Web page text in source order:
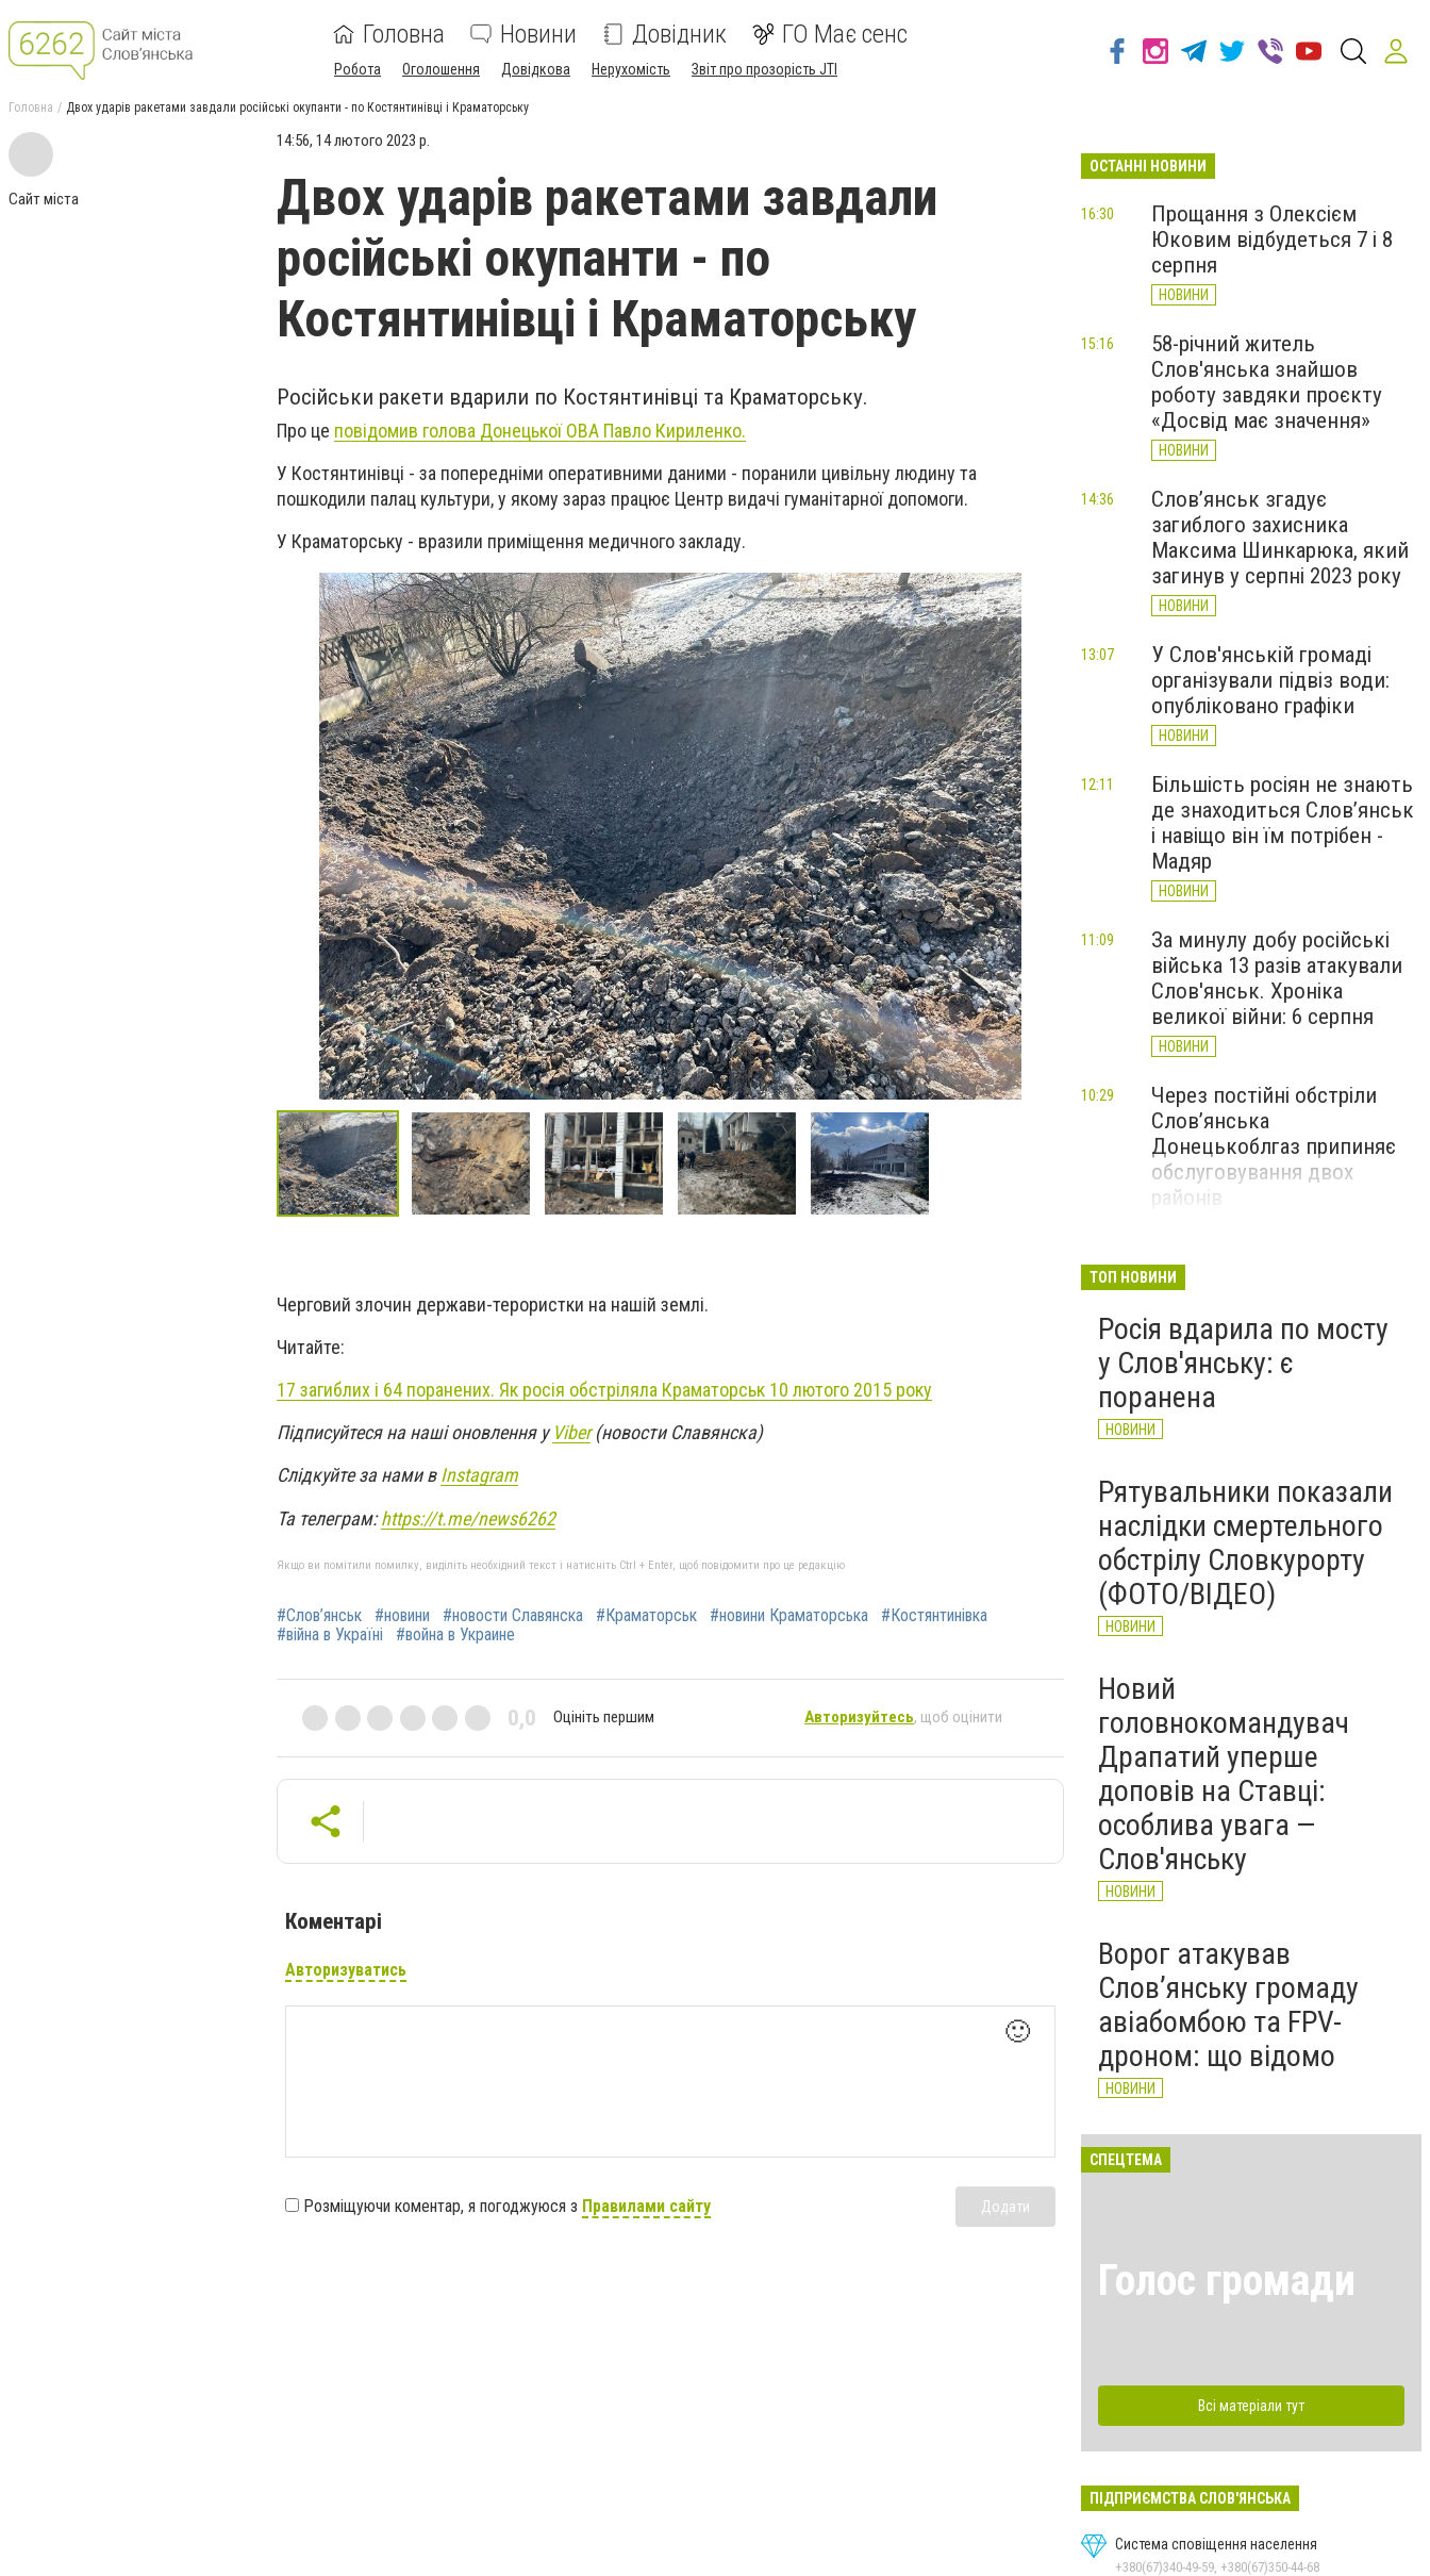
Головна Новини Довідник ГО Має сенс
Робота Оголошення Довідкова Нерухомість Звіт про прозорість JTI
Головна Двох ударів ракетами завдали російські окупанти - по Костянтинівці і Краматорську
Сайт міста
14:56, 14 лютого 2023 р.
Двох ударів ракетами завдали
російські окупанти - по
Костянтинівці і Краматорську
Російськи ракети вдарили по Костянтинівці та Краматорську.
Про це повідомив голова Донецької ОВА Павло Кириленко.
У Костянтинівці - за попередніми оперативними даними - поранили цивільну людину та
пошкодили палац культури, у якому зараз працює Центр видачі гуманітарної допомоги.
У Краматорську - вразили приміщення медичного закладу.
Черговий злочин держави-терористки на нашій землі.
Читайте:
17 загиблих і 64 поранених. Як росія обстріляла Краматорськ 10 лютого 2015 року
Підписуйтеся на наші оновлення уViber(новости Славянска)
Слідкуйте за нами вInstagram
Та телеграм:https://t.me/news6262
Якщо ви помітили помилку, виділіть необхідний текст і натисніть Ctrl + Enter, щоб повідомити про це редакцію
#Слов’янськ #новини #новости Славянска #Краматорськ #новини Краматорська
#Костянтинівка
#війна в Україні
#война в Украине
0,0 Оцініть першим Авторизуйтесь, щоб оцінити
Коментарі
Авторизуватись
🙂
Розміщуючи коментар, я погоджуюся з Правилами сайту Додати
ОСТАННІ НОВИНИ
Прощання з Олексієм
Юковим відбудеться 7 і 8
серпня
НОВИНИ
16:30
58-річний житель
Слов'янська знайшов
роботу завдяки проєкту
«Досвід має значення»
НОВИНИ
15:16
Слов’янськ згадує
загиблого захисника
Максима Шинкарюка, який
загинув у серпні 2023 року
НОВИНИ
14:36
У Слов'янській громаді
організували підвіз води:
опубліковано графіки
НОВИНИ
13:07
Більшість росіян не знають
де знаходиться Слов’янськ
і навіщо він їм потрібен -
Мадяр
НОВИНИ
12:11
За минулу добу російські
війська 13 разів атакували
Слов'янськ. Хроніка
великої війни: 6 серпня
НОВИНИ
11:09
Через постійні обстріли
Слов’янська
Донецькоблгаз припиняє
обслуговування двох
районів
10:29
6 серпня у Слов'янську
через річку Казенний
Торець
09:47
ТОП НОВИНИ
Росія вдарила по мосту
у Слов'янську: є
поранена
НОВИНИ
Рятувальники показали
наслідки смертельного
обстрілу Словкурорту
(ФОТО/ВІДЕО)
НОВИНИ
Новий
головнокомандувач
Драпатий уперше
доповів на Ставці:
особлива увага —
Слов'янську
НОВИНИ
Ворог атакував
Слов’янську громаду
авіабомбою та FPV-
дроном: що відомо
НОВИНИ
СПЕЦТЕМА
Голос громади
Всі матеріали тут
ПІДПРИЄМСТВА СЛОВ'ЯНСЬКА
Система сповіщення населення
+380(67)340-49-59, +380(67)350-44-68